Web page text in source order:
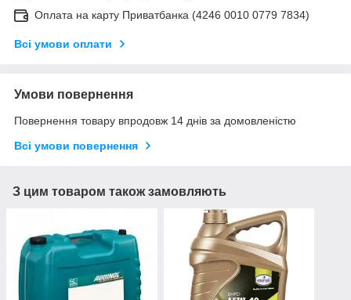
Оплата на карту Приватбанка (4246 0010 0779 7834)
Всі умови оплати
Умови повернення
Повернення товару впродовж 14 днів за домовленістю
Всі умови повернення
З цим товаром також замовляють